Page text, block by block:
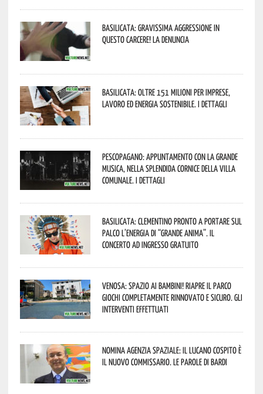
Basilicata: gravissima aggressione in
questo Carcere! La denuncia
Basilicata: oltre 151 milioni per imprese,
lavoro ed energia sostenibile. I dettagli
Pescopagano: appuntamento con la grande
musica, nella splendida cornice della Villa
Comunale. I dettagli
Basilicata: Clementino pronto a portare sul
palco l’energia di “Grande Anima”. Il
concerto ad ingresso gratuito
Venosa: spazio ai bambini! Riapre il Parco
Giochi completamente rinnovato e sicuro. Gli
interventi effettuati
Nomina Agenzia Spaziale: il lucano Cospito è
il nuovo commissario. Le parole di Bardi